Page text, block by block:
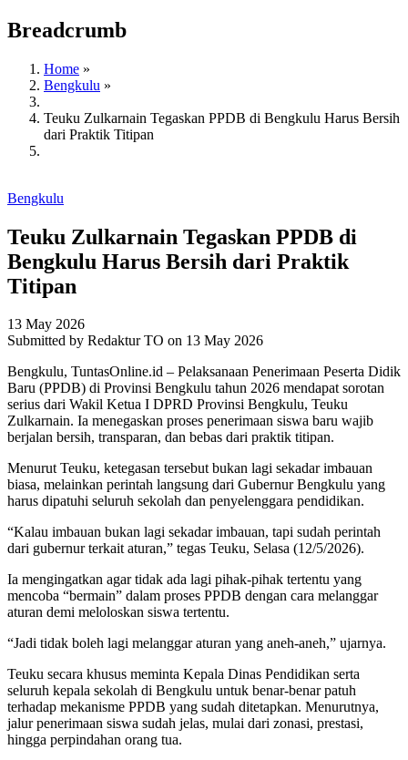
Breadcrumb
Home »
Bengkulu »
Teuku Zulkarnain Tegaskan PPDB di Bengkulu Harus Bersih
dari Praktik Titipan
Bengkulu
Teuku Zulkarnain Tegaskan PPDB di
Bengkulu Harus Bersih dari Praktik
Titipan
13 May 2026
Submitted by Redaktur TO on 13 May 2026
Bengkulu, TuntasOnline.id – Pelaksanaan Penerimaan Peserta Didik
Baru (PPDB) di Provinsi Bengkulu tahun 2026 mendapat sorotan
serius dari Wakil Ketua I DPRD Provinsi Bengkulu, Teuku
Zulkarnain. Ia menegaskan proses penerimaan siswa baru wajib
berjalan bersih, transparan, dan bebas dari praktik titipan.
Menurut Teuku, ketegasan tersebut bukan lagi sekadar imbauan
biasa, melainkan perintah langsung dari Gubernur Bengkulu yang
harus dipatuhi seluruh sekolah dan penyelenggara pendidikan.
“Kalau imbauan bukan lagi sekadar imbauan, tapi sudah perintah
dari gubernur terkait aturan,” tegas Teuku, Selasa (12/5/2026).
Ia mengingatkan agar tidak ada lagi pihak-pihak tertentu yang
mencoba “bermain” dalam proses PPDB dengan cara melanggar
aturan demi meloloskan siswa tertentu.
“Jadi tidak boleh lagi melanggar aturan yang aneh-aneh,” ujarnya.
Teuku secara khusus meminta Kepala Dinas Pendidikan serta
seluruh kepala sekolah di Bengkulu untuk benar-benar patuh
terhadap mekanisme PPDB yang sudah ditetapkan. Menurutnya,
jalur penerimaan siswa sudah jelas, mulai dari zonasi, prestasi,
hingga perpindahan orang tua.